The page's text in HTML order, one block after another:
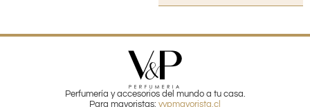
Perfumería y accesorios del mundo a tu casa.
Para mayoristas: vypmayorista.cl